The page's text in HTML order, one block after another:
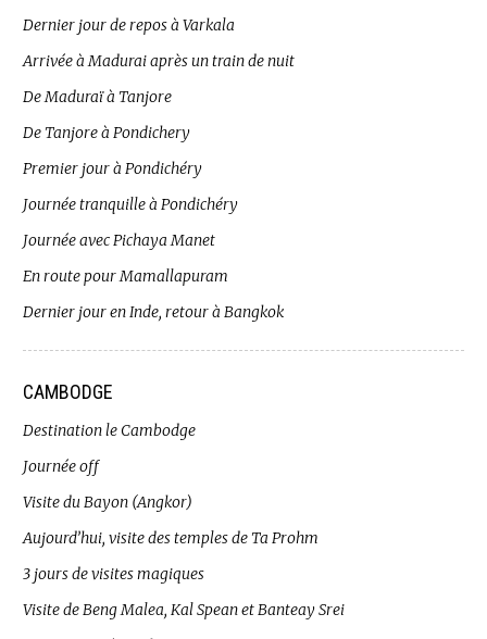
Dernier jour de repos à Varkala
Arrivée à Madurai après un train de nuit
De Maduraï à Tanjore
De Tanjore à Pondichery
Premier jour à Pondichéry
Journée tranquille à Pondichéry
Journée avec Pichaya Manet
En route pour Mamallapuram
Dernier jour en Inde, retour à Bangkok
CAMBODGE
Destination le Cambodge
Journée off
Visite du Bayon (Angkor)
Aujourd’hui, visite des temples de Ta Prohm
3 jours de visites magiques
Visite de Beng Malea, Kal Spean et Banteay Srei